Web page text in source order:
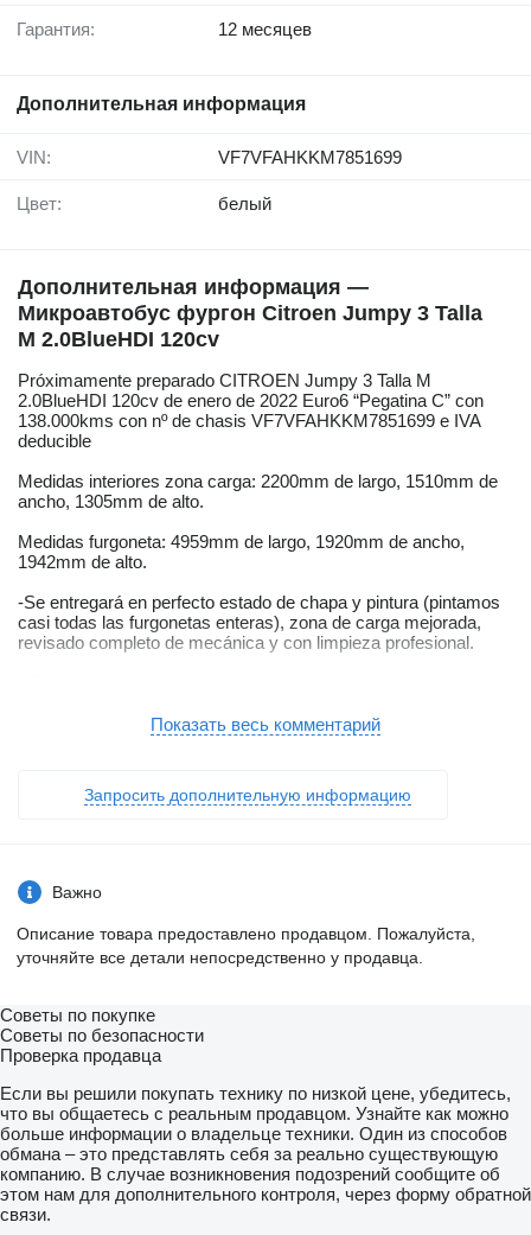
Гарантия: 12 месяцев
Дополнительная информация
VIN: VF7VFAHKKM7851699
Цвет: белый
Дополнительная информация —
Микроавтобус фургон Citroen Jumpy 3 Talla
M 2.0BlueHDI 120cv
Próximamente preparado CITROEN Jumpy 3 Talla M
2.0BlueHDI 120cv de enero de 2022 Euro6 “Pegatina C” con
138.000kms con nº de chasis VF7VFAHKKM7851699 e IVA
deducible
Medidas interiores zona carga: 2200mm de largo, 1510mm de
ancho, 1305mm de alto.
Medidas furgoneta: 4959mm de largo, 1920mm de ancho,
1942mm de alto.
-Se entregará en perfecto estado de chapa y pintura (pintamos
casi todas las furgonetas enteras), zona de carga mejorada,
revisado completo de mecánica y con limpieza profesional.
caso de que requiera: Pastillas y discos de freno, neumáticos,
-Revisiones en la casa, historial de mantenimiento y kilometraje
PRECIO:
Autónomos y empresas: 15.700€ + IVA= 18.997€
Canarias: 15.700€ + IGIC*= 16.799€
Exportaciones UE**: 15.700€
PARTICULARES:
Particulares: 15.700€ + IVA + IEDMT****= 19.977,75€
Minusvalía: 15.700€ + IVA= 18.997€
Minusvalía y movilidad reducida: 15.700€ + 4% IVA= 16.328€
*IGIC (7%) Impuesto General Indirecto Canario. Se cobra el 7%
IGIC si el porte a Canarias lo hacemos nosotros. Si el porte lo
hace el cliente, se cobra el IVA y el cliente lo recupera tras llegar
a Canarias y pagar allí el IGIC.
Показать весь комментарий
Запросить дополнительную информацию
Важно
Описание товара предоставлено продавцом. Пожалуйста,
уточняйте все детали непосредственно у продавца.
Советы по покупке
Советы по безопасности
Проверка продавца
Если вы решили покупать технику по низкой цене, убедитесь,
что вы общаетесь с реальным продавцом. Узнайте как можно
больше информации о владельце техники. Один из способов
обмана – это представлять себя за реально существующую
компанию. В случае возникновения подозрений сообщите об
этом нам для дополнительного контроля, через форму обратной
связи.